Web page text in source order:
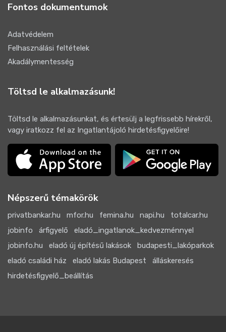
Fontos dokumentumok
Adatvédelem
Felhasználási feltételek
Akadálymentesség
Töltsd le alkalmazásunk!
Töltsd le alkalmazásunkat, és értesülj a legfrissebb hírekről,
vagy iratkozz fel az Ingatlantájoló hirdetésfigyelőire!
Népszerű témakörök
privatbankar.hu mfor.hu femina.hu napi.hu
totalcar.hu
jobinfo
árfigyelő
eladó_ingatlanok_kedvezménnyel
jobinfo.hu
eladó új építésű lakások
budapesti_lakóparkok
eladó családi ház
eladó lakás Budapest
álláskeresés
hirdetésfigyelő_beállítás